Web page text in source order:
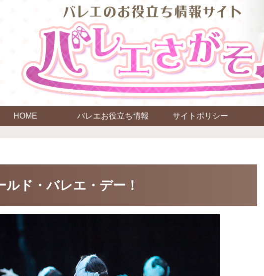
HOME バレエお役立ち情報 サイトポリシー
ルド・バレエ・デー！